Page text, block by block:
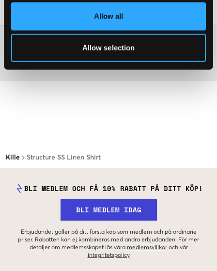
Allow all
Allow selection
Kille Structure SS Linen Shirt
BLI MEDLEM OCH FÅ 10% RABATT PÅ DITT KÖP!
BLI MEDLEM IDAG
Erbjudandet gäller på ditt första köp som medlem och på ordinarie
priser. Rabatten kan ej kombineras med andra erbjudanden. För mer
detaljer om medlemsskapet läs våra medlemsvillkor och vår
integritetspolicy